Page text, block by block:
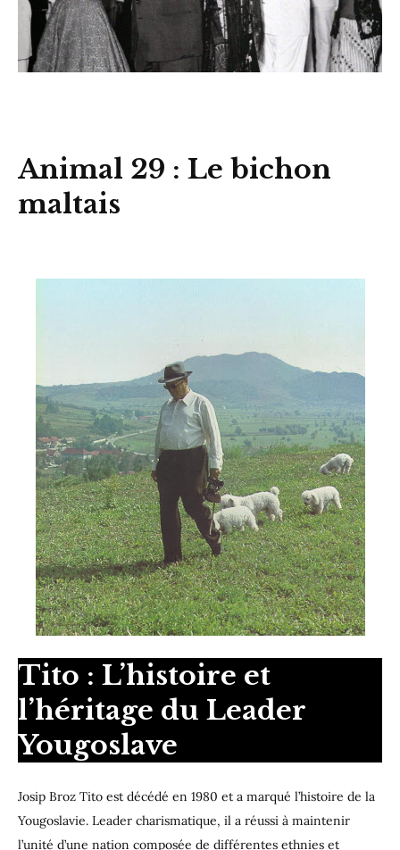
Animal 29 : Le bichon
maltais
Tito : L’histoire et
l’héritage du Leader
Yougoslave
Josip Broz Tito est décédé en 1980 et a marqué l’histoire de la
Yougoslavie. Leader charismatique, il a réussi à maintenir
l’unité d’une nation composée de différentes ethnies et